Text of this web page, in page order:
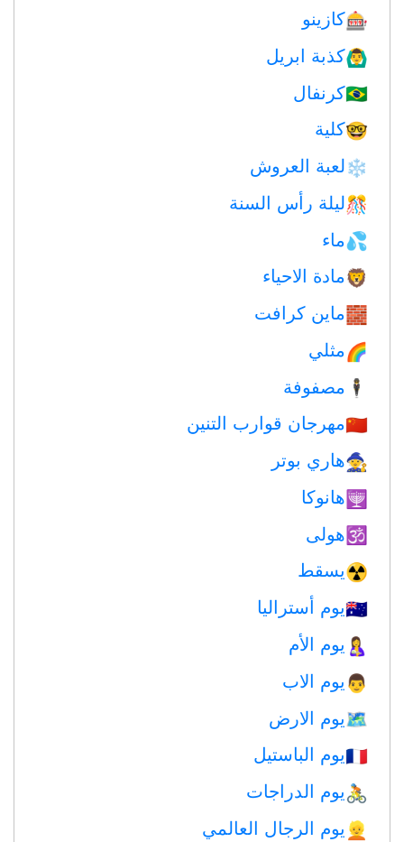
🎰كازينو
🙆‍♂️كذبة ابريل
🇧🇷كرنفال
🤓كلية
❄️لعبة العروش
🎊ليلة رأس السنة
💦ماء
🦁مادة الاحياء
🧱ماين كرافت
🌈مثلي
🕴️ مصفوفة
🇨🇳مهرجان قوارب التنين
🧙هاري بوتر
🕎هانوكا
🕉هولى
☢️يسقط
🇦🇺يوم أستراليا
🤱 يوم الأم
👨 يوم الاب
🗺️يوم الارض
🇫🇷يوم الباستيل
🚴يوم الدراجات
👱 يوم الرجال العالمي